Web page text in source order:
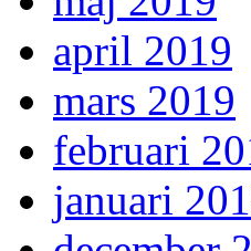
april 2019
mars 2019
februari
januari